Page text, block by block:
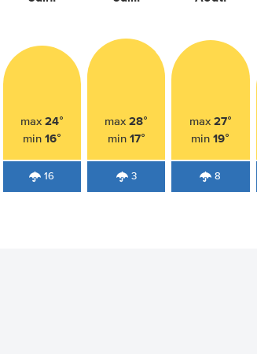
max 24°
min 16°
16
max28°
min 17°
3
max 27°
min19°
8